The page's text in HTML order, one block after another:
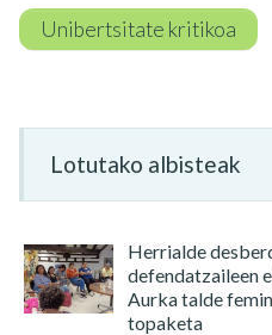
Unibertsitate kritikoa
Lotutako albisteak
Herrialde
defendatzaileen
Aurka talde
topaketa